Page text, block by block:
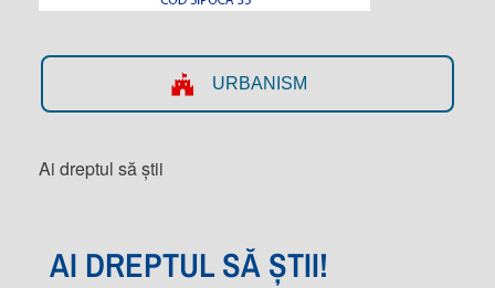
URBANISM
Ai dreptul să știi
AI DREPTUL SĂ ȘTII!